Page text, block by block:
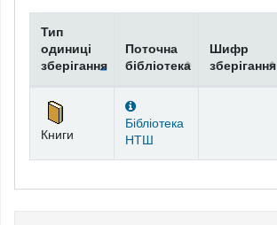
Тип
одиниці
зберігання
Поточна
бібліотека
Шифр
зберігання
Книги
Бібліотека
НТШ